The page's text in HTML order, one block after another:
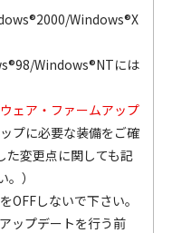
Windows®X
Windows®NTには
ェア・ファームアップ
プに必要な装備をご確
た変更点に関しても記
）
しないで下さい。
ップデートを行う前